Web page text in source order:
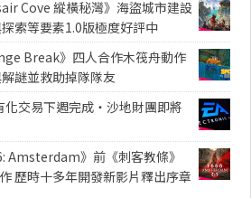
Cove 縱橫秘灣》海盜城市建設
索等要素1.0版極度好評中
Break》四人合作木筏舟動作
謎並救助掉隊隊友
化交易下週完成・沙地財團即將
Amsterdam》前《刺客教條》
歷時十多年開發新影片釋出序章